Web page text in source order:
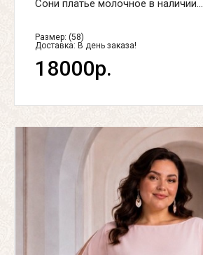
Сони платье молочное в наличии...
Размер: (58)
Доставка: В день заказа!
18000р.